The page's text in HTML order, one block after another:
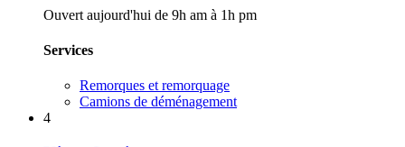
Ouvert aujourd'hui de 9h am à 1h pm
Services
Remorques et remorquage
Camions de déménagement
4